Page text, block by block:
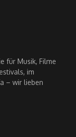
für Musik, Filme
im
– wir lieben